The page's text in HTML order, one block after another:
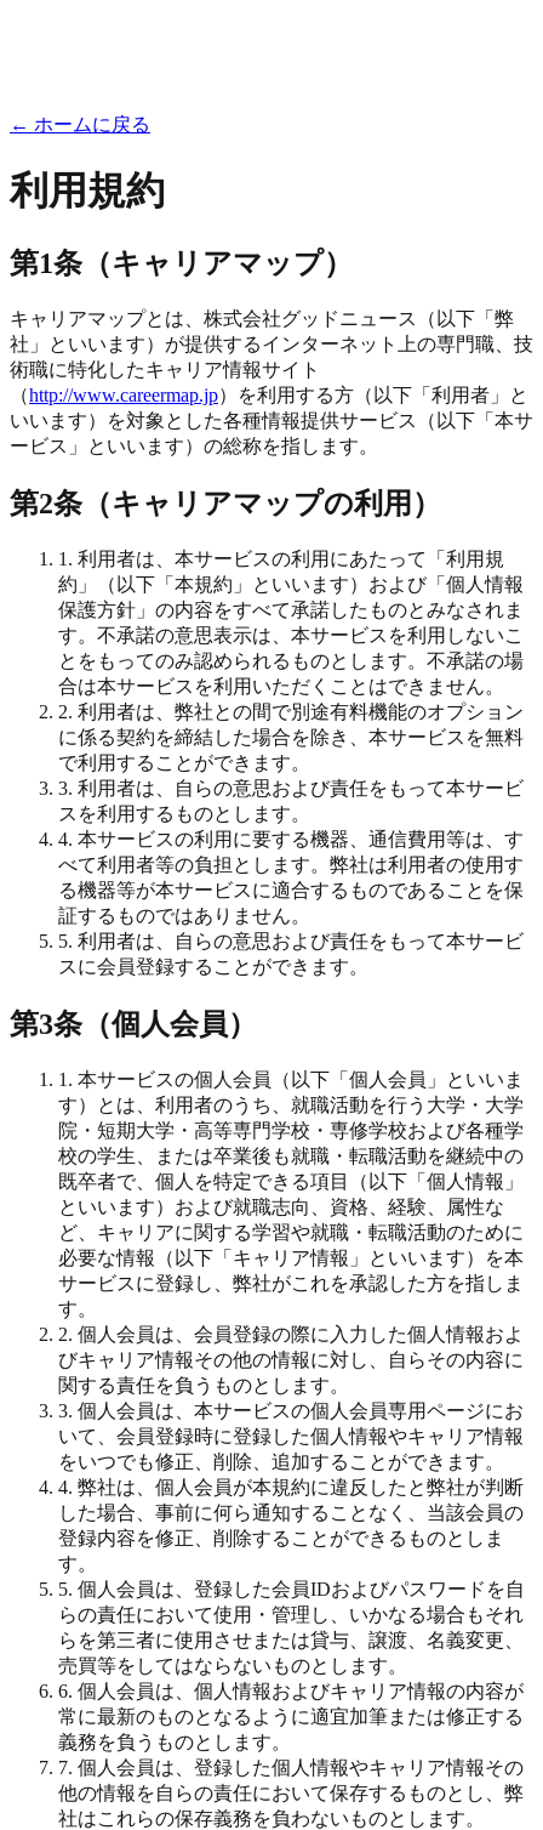
← ホームに戻る
利用規約
第1条（キャリアマップ）
キャリアマップとは、株式会社グッドニュース（以下「弊
社」といいます）が提供するインターネット上の専門職、技
術職に特化したキャリア情報サイト
（http://www.careermap.jp）を利用する方（以下「利用者」と
いいます）を対象とした各種情報提供サービス（以下「本サ
ービス」といいます）の総称を指します。
第2条（キャリアマップの利用）
1. 利用者は、本サービスの利用にあたって「利用規
約」（以下「本規約」といいます）および「個人情報
保護方針」の内容をすべて承諾したものとみなされま
す。不承諾の意思表示は、本サービスを利用しないこ
とをもってのみ認められるものとします。不承諾の場
合は本サービスを利用いただくことはできません。
2. 利用者は、弊社との間で別途有料機能のオプション
に係る契約を締結した場合を除き、本サービスを無料
で利用することができます。
3. 利用者は、自らの意思および責任をもって本サービ
スを利用するものとします。
4. 本サービスの利用に要する機器、通信費用等は、す
べて利用者等の負担とします。弊社は利用者の使用す
る機器等が本サービスに適合するものであることを保
証するものではありません。
5. 利用者は、自らの意思および責任をもって本サービ
スに会員登録することができます。
第3条（個人会員）
1. 本サービスの個人会員（以下「個人会員」といいま
す）とは、利用者のうち、就職活動を行う大学・大学
院・短期大学・高等専門学校・専修学校および各種学
校の学生、または卒業後も就職・転職活動を継続中の
既卒者で、個人を特定できる項目（以下「個人情報」
といいます）および就職志向、資格、経験、属性な
ど、キャリアに関する学習や就職・転職活動のために
必要な情報（以下「キャリア情報」といいます）を本
サービスに登録し、弊社がこれを承認した方を指しま
す。
2. 個人会員は、会員登録の際に入力した個人情報およ
びキャリア情報その他の情報に対し、自らその内容に
関する責任を負うものとします。
3. 個人会員は、本サービスの個人会員専用ページにお
いて、会員登録時に登録した個人情報やキャリア情報
をいつでも修正、削除、追加することができます。
4. 弊社は、個人会員が本規約に違反したと弊社が判断
した場合、事前に何ら通知することなく、当該会員の
登録内容を修正、削除することができるものとしま
す。
5. 個人会員は、登録した会員IDおよびパスワードを自
らの責任において使用・管理し、いかなる場合もそれ
らを第三者に使用させまたは貸与、譲渡、名義変更、
売買等をしてはならないものとします。
6. 個人会員は、個人情報およびキャリア情報の内容が
常に最新のものとなるように適宜加筆または修正する
義務を負うものとします。
7. 個人会員は、登録した個人情報やキャリア情報その
他の情報を自らの責任において保存するものとし、弊
社はこれらの保存義務を負わないものとします。